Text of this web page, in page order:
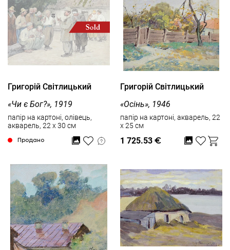
Григорій Світлицький
«Чи є Бог?», 1919
папір на картоні, олівець,
акварель, 22 x 30 см
Продано
Григорій Світлицький
«Осінь», 1946
папір на картоні, акварель, 22
x 25 см
1 725.53 €